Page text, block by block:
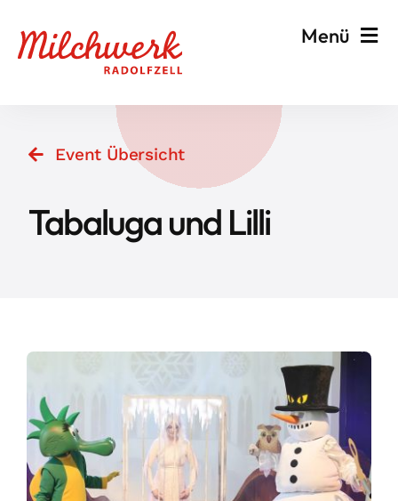
Inhalt
Menü
Veranstalten & Planen
Besuchen & Informieren
Events
Event Übersicht
Tabaluga und Lilli